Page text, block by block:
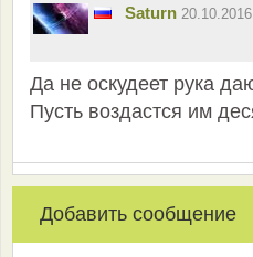
Saturn
Да не оскудеет рука
Пусть воздастся им
Добавить сообщение